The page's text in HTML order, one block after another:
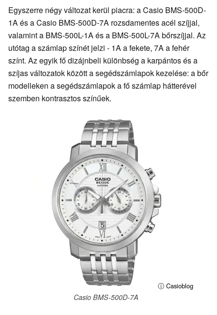
Egyszerre négy változat kerül piacra: a Casio BMS-500D-
1A és a Casio BMS-500D-7A rozsdamentes acél szíjjal,
valamint a BMS-500L-1A és a BMS-500L-7A bőrszíjjal. Az
utótag a számlap színét jelzi - 1A a fekete, 7A a fehér
színt. Az egyik fő dizájnbeli különbség a karpántos és a
szíjas változatok között a segédszámlapok kezelése: a bőr
modelleken a segédszámlapok a fő számlap hátterével
szemben kontrasztos színűek.
ⓘ Casioblog
Casio BMS-500D-7A